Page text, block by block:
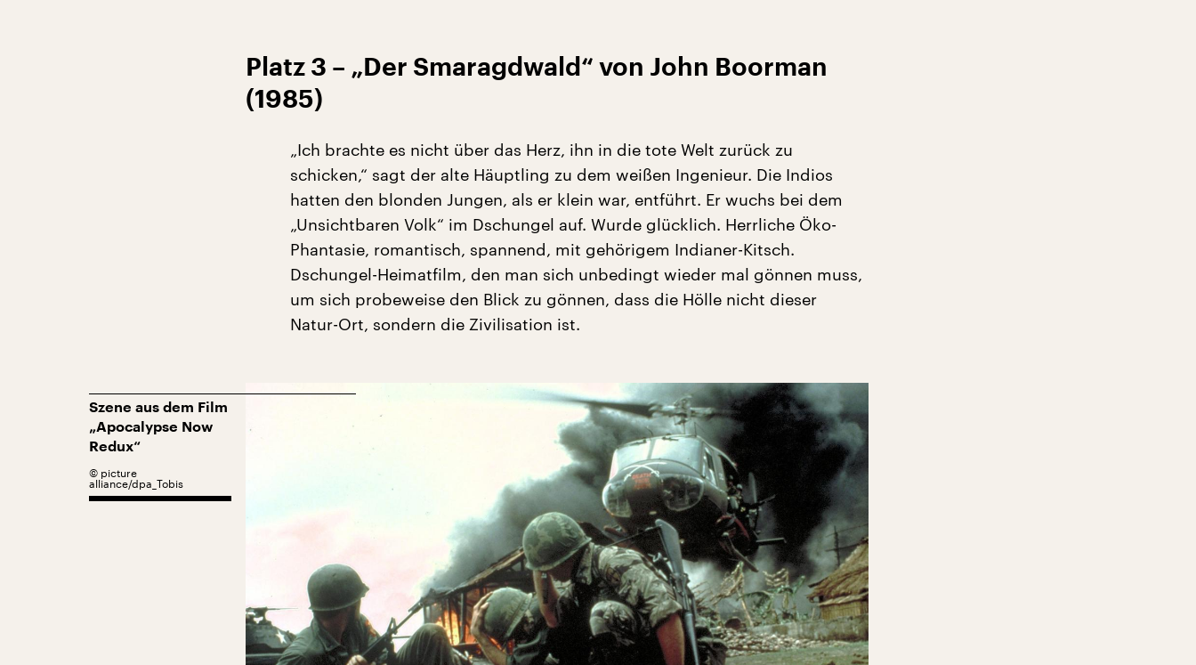
Platz 3 – „Der Smaragdwald“ von John Boorman
(1985)
„Ich brachte es nicht über das Herz, ihn in die tote Welt zurück zu
schicken,“ sagt der alte Häuptling zu dem weißen Ingenieur. Die Indios
hatten den blonden Jungen, als er klein war, entführt. Er wuchs bei dem
„Unsichtbaren Volk“ im Dschungel auf. Wurde glücklich. Herrliche Öko-
Phantasie, romantisch, spannend, mit gehörigem Indianer-Kitsch.
Dschungel-Heimatfilm, den man sich unbedingt wieder mal gönnen muss,
um sich probeweise den Blick zu gönnen, dass die Hölle nicht dieser
Natur-Ort, sondern die Zivilisation ist.
Szene aus dem Film
„Apocalypse Now
Redux“
© picture
alliance/dpa_Tobis